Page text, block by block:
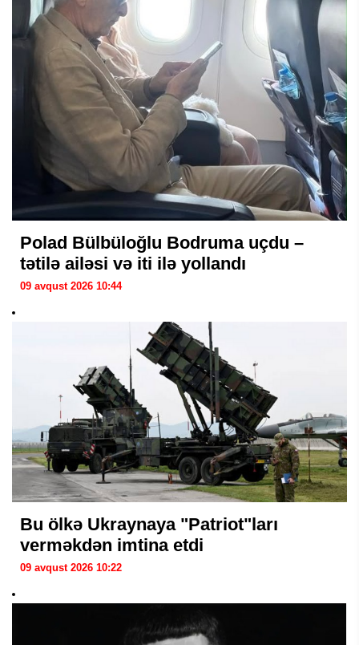
Polad Bülbüloğlu Bodruma uçdu –
tətilə ailəsi və iti ilə yollandı
09 avqust 2026 10:44
Bu ölkə Ukraynaya "Patriot"ları
verməkdən imtina etdi
09 avqust 2026 10:22